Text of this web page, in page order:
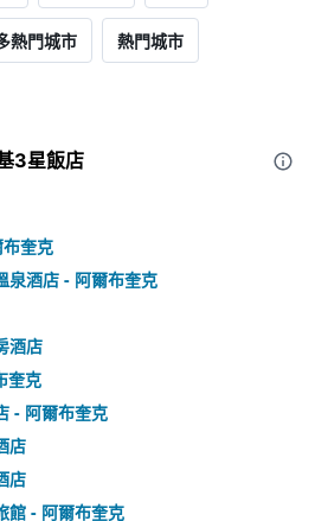
熱門城市 熱門城市
3星​飯店
奎克
泉酒店 - 阿爾布奎克
酒店
奎克
- 阿爾布奎克
店
店
館 - 阿爾布奎克